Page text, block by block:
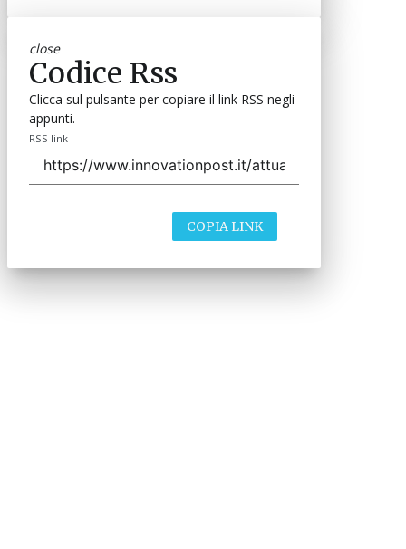
close
Codice Rss
Clicca sul pulsante per copiare il link RSS negli
appunti.
RSS link
COPIA LINK